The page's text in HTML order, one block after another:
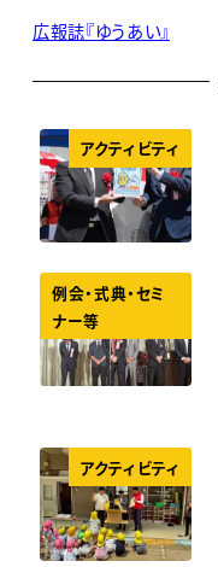
広報誌『ゆうあい』
アクティビティ
例会・式典・セミ
ナー等
アクティビティ